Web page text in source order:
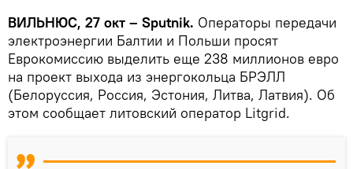
ВИЛЬНЮС, 27 окт – Sputnik. Операторы передачи
электроэнергии Балтии и Польши просят
Еврокомиссию выделить еще 238 миллионов евро
на проект выхода из энергокольца БРЭЛЛ
(Белоруссия, Россия, Эстония, Литва, Латвия). Об
этом сообщает литовский оператор Litgrid.